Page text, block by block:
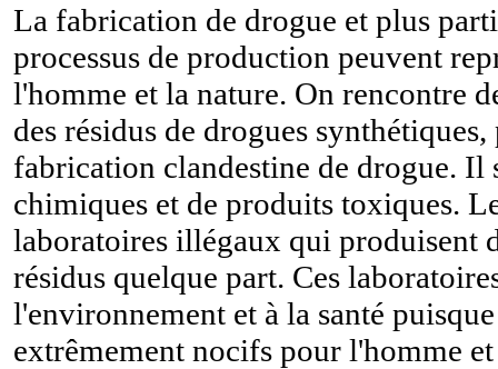
La fabrication de drogue et plus
processus de production peuvent
l'homme et la nature. On rencontre
des résidus de drogues
fabrication clandestine de drogue. Il
chimiques et de produits toxiques.
laboratoires illégaux qui produisent
résidus quelque part. Ces
l'environnement et à la santé
extrêmement nocifs pour l'homme